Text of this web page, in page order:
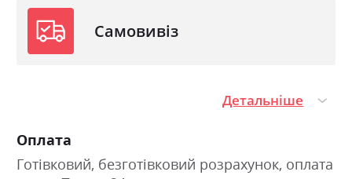
Самовивіз
Детальніше
Оплата
Готівковий, безготівковий розрахунок, оплата